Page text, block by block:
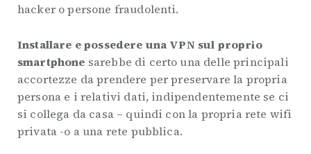
hacker o persone fraudolenti.
Installare e possedere una VPN sul proprio
smartphone sarebbe di certo una delle principali
accortezze da prendere per preservare la propria
persona e i relativi dati, indipendentemente se ci
si collega da casa – quindi con la propria rete wifi
privata -o a una rete pubblica.